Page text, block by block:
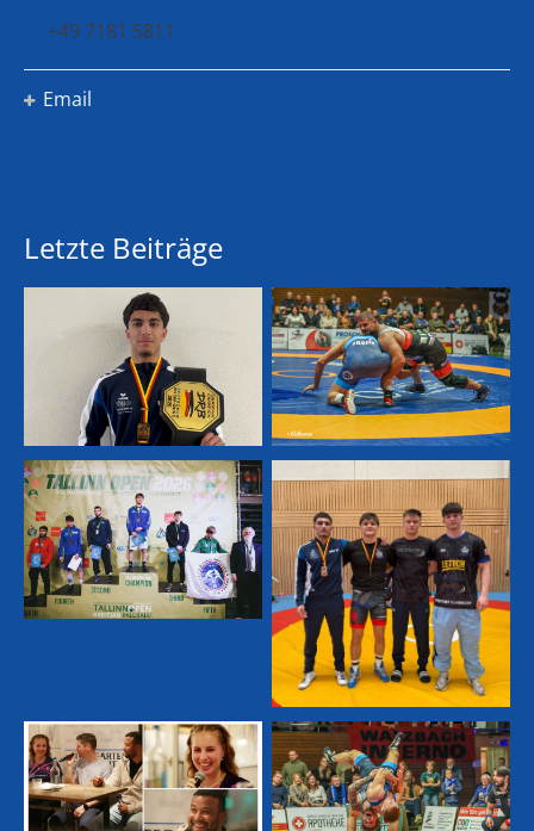
+49 7181 5811
Email
Letzte Beiträge